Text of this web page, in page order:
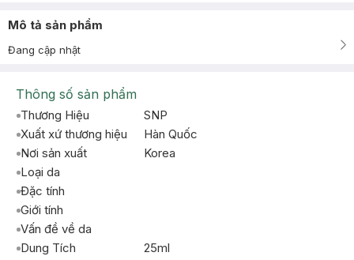
Mô tả sản phẩm
Đang cập nhật
Thông số sản phẩm
Thương Hiệu
SNP
Xuất xứ thương hiệu
Hàn Quốc
Nơi sản xuất
Korea
Loại da
Đặc tính
Giới tính
Vấn đề về da
Dung Tích
25ml